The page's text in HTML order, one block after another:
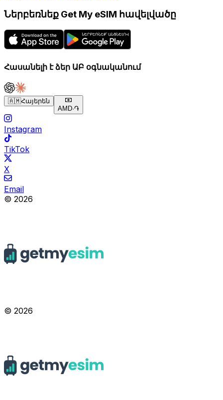
Ներբեռնեք Get My eSIM հավելվածը
Հասանելի է ձեր ԱԲ օգնականում
🇦🇲Հայերեն
AMD·֏
Instagram
TikTok
X
Email
© 2026
© 2026